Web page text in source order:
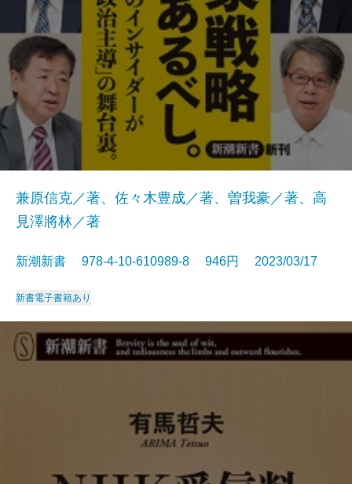
兼原信克／著、佐々木豊成／著、曽我豪／著、高
見澤將林／著
新潮新書 978-4-10-610989-8 946円 2023/03/17
新書電子書籍あり